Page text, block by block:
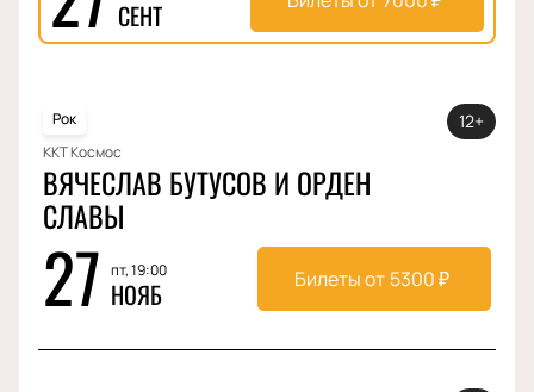
СЕНТ
Рок
ККТ Космос
ВЯЧЕСЛАВ БУТУСОВ И ОРДЕН
СЛАВЫ
27 пт, 19:00
НОЯБ
12+
Билеты от 5300₽